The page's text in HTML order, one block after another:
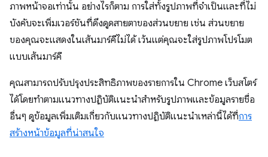
ภาพหน้าจอเท่านั้น อย่างไรก็ตาม การใส่ทั้งรูปภาพที่จำเป็นและที่ไม่
บังคับจะเพิ่มเวอร์ชันที่ดึงดูดสายตาของส่วนขยาย เช่น ส่วนขยาย
ของคุณจะแสดงในเส้นมาร์คีไม่ได้ เว้นแต่คุณจะใส่รูปภาพโปรโมต
แบบเส้นมาร์คี
คุณสามารถปรับปรุงประสิทธิภาพของรายการใน Chrome เว็บสโตร์
ได้โดยทำตามแนวทางปฏิบัติแนะนำสำหรับรูปภาพและข้อมูลรายชื่อ
อื่นๆ ดูข้อมูลเพิ่มเติมเกี่ยวกับแนวทางปฏิบัติแนะนำเหล่านี้ได้ที่การ
สร้างหน้าข้อมูลที่น่าสนใจ